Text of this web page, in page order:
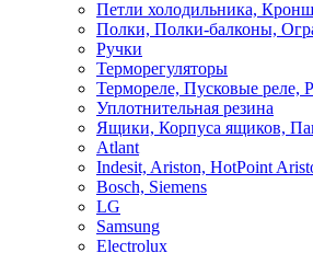
Петли холодильника,
Полки, Полки-балконы,
Ручки
Терморегуляторы
Термореле, Пусковые реле,
Уплотнительная резина
Ящики, Корпуса ящиков,
Atlant
Indesit, Ariston, HotPoint
Bosch, Siemens
LG
Samsung
Electrolux